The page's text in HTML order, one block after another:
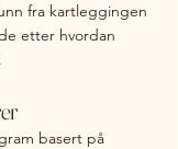
fra kartleggingen
etter hvordan
basert på